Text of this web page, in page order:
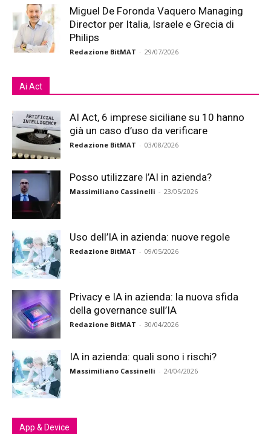
Miguel De Foronda Vaquero Managing
Director per Italia, Israele e Grecia di
Philips
Redazione BitMAT - 29/07/2026
Ai Act
AI Act, 6 imprese siciliane su 10 hanno
già un caso d’uso da verificare
Redazione BitMAT - 03/08/2026
Posso utilizzare l’AI in azienda?
Massimiliano Cassinelli - 23/05/2026
Uso dell’IA in azienda: nuove regole
Redazione BitMAT - 09/05/2026
Privacy e IA in azienda: la nuova sfida
della governance sull’IA
Redazione BitMAT - 30/04/2026
IA in azienda: quali sono i rischi?
Massimiliano Cassinelli - 24/04/2026
App & Device